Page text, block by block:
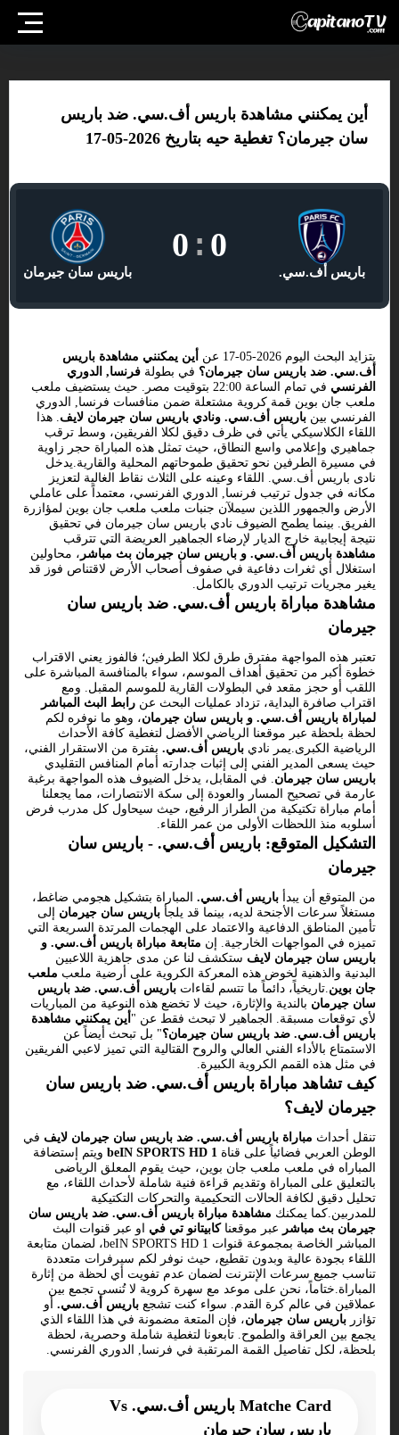
أين يمكنني مشاهدة باريس أف.سي. ضد باريس
سان جيرمان؟ تغطية حيه بتاريخ 2026-05-17
باريس أف.سي.
0
:
0
باريس سان جيرمان
يتزايد البحث اليوم 2026-05-17 عن
أين يمكنني مشاهدة باريس
أف.سي. ضد باريس سان جيرمان؟ في بطولة فرنسا, الدوري
الفرنسي
في تمام الساعة 22:00 بتوقيت مصر. حيث يستضيف ملعب
ملعب جان بوين قمة كروية مشتعلة ضمن منافسات فرنسا, الدوري
الفرنسي بين باريس أف.سي. ونادي باريس سان جيرمان لايف. هذا
اللقاء الكلاسيكي يأتي في ظرف دقيق لكلا الفريقين، وسط ترقب
جماهيري وإعلامي واسع النطاق، حيث تمثل هذه المباراة حجر زاوية
في مسيرة الطرفين نحو تحقيق طموحاتهم المحلية والقارية.يدخل
نادى باريس أف.سي. اللقاء وعينه على الثلاث نقاط الغالية لتعزيز
مكانه في جدول ترتيب فرنسا, الدوري الفرنسي، معتمداً على عاملي
الأرض والجمهور اللذين سيملآن جنبات ملعب ملعب جان بوين لمؤازرة
الفريق. بينما يطمح الضيوف نادي باريس سان جيرمان في تحقيق
نتيجة إيجابية خارج الديار لإرضاء الجماهير العريضة التي تترقب
مشاهدة باريس أف.سي. و باريس سان جيرمان بث مباشر ، محاولين
استغلال أي ثغرات دفاعية في صفوف أصحاب الأرض لاقتناص فوز قد
يغير مجريات ترتيب الدوري بالكامل.
مشاهدة مباراة باريس أف.سي. ضد باريس سان
جيرمان
تعتبر هذه المواجهة مفترق طرق لكلا الطرفين؛ فالفوز يعني الاقتراب
خطوة أكبر من تحقيق أهداف الموسم، سواء بالمنافسة المباشرة على
اللقب أو حجز مقعد في البطولات القارية للموسم المقبل. ومع
اقتراب صافرة البداية، تزداد عمليات البحث عن رابط البث المباشر
لمباراة باريس أف.سي. و باريس سان جيرمان، وهو ما نوفره لكم
لحظة بلحظة عبر موقعنا الرياضي الأفضل لتغطية كافة الأحداث
الرياضية الكبرى.يمر نادي باريس أف.سي. بفترة من الاستقرار الفني،
حيث يسعى المدير الفني إلى إثبات جدارته أمام المنافس التقليدي
باريس سان جيرمان. في المقابل، يدخل الضيوف هذه المواجهة برغبة
عارمة في تصحيح المسار والعودة إلى سكة الانتصارات، مما يجعلنا
أمام مباراة تكتيكية من الطراز الرفيع، حيث سيحاول كل مدرب فرض
أسلوبه منذ اللحظات الأولى من عمر اللقاء.
التشكيل المتوقع: باريس أف.سي. - باريس سان
جيرمان
من المتوقع أن يبدأ باريس أف.سي. المباراة بتشكيل هجومي ضاغط،
مستغلاً سرعات الأجنحة لديه، بينما قد يلجأ باريس سان جيرمان إلى
تأمين المناطق الدفاعية والاعتماد على الهجمات المرتدة السريعة التي
تميزه في المواجهات الخارجية. إن متابعة مباراة باريس أف.سي. و
باريس سان جيرمان لايف ستكشف لنا عن مدى جاهزية اللاعبين
البدنية والذهنية لخوض هذه المعركة الكروية على أرضية ملعب ملعب
جان بوين.تاريخياً، دائماً ما تتسم لقاءات باريس أف.سي. ضد باريس
سان جيرمان بالندية والإثارة، حيث لا تخضع هذه النوعية من المباريات
لأي توقعات مسبقة. الجماهير لا تبحث فقط عن " أين يمكنني مشاهدة
باريس أف.سي. ضد باريس سان جيرمان؟" بل تبحث أيضاً عن
الاستمتاع بالأداء الفني العالي والروح القتالية التي تميز لاعبي الفريقين
في مثل هذه القمم الكروية الكبيرة.
كيف تشاهد مباراة باريس أف.سي. ضد باريس سان
جيرمان لايف؟
تنقل أحداث مباراة باريس أف.سي. ضد باريس سان جيرمان لايف في
الوطن العربي فضائياً على قناة beIN SPORTS HD 1 ويتم إستضافة
المباراه في ملعب ملعب جان بوين، حيث يقوم المعلق الرياضى
بالتعليق على المباراة وتقديم قراءة فنية شاملة لأحداث اللقاء، مع
تحليل دقيق لكافة الحالات التحكيمية والتحركات التكتيكية
للمدربين.كما يمكنك مشاهدة مباراة باريس أف.سي. ضد باريس سان
جيرمان بث مباشر عبر موقعناكابيتانو تي في او عبر قنوات البث
المباشر الخاصة بمجموعة قنوات beIN SPORTS HD 1، لضمان متابعة
اللقاء بجودة عالية وبدون تقطيع، حيث نوفر لكم سيرفرات متعددة
تناسب جميع سرعات الإنترنت لضمان عدم تفويت أي لحظة من إثارة
المباراة.ختاماً، نحن على موعد مع سهرة كروية لا تُنسى تجمع بين
عملاقين في عالم كرة القدم. سواء كنت تشجع باريس أف.سي. أو
تؤازر باريس سان جيرمان، فإن المتعة مضمونة في هذا اللقاء الذي
يجمع بين العراقة والطموح. تابعونا لتغطية شاملة وحصرية، لحظة
بلحظة، لكل تفاصيل القمة المرتقبة في فرنسا, الدوري الفرنسي.
Matche Card باريس أف.سي. Vs
باريس سان جيرمان